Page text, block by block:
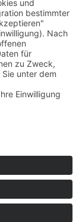
Potsdam e. V.